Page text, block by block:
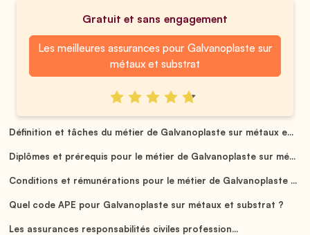
Gratuit et sans engagement
Les meilleures assurances pour Galvanoplaste sur
métaux et substrat
Définition et tâches du métier de Galvanoplaste sur métaux e...
Diplômes et prérequis pour le métier de Galvanoplaste sur mé...
Conditions et rémunérations pour le métier de Galvanoplaste ...
Quel code APE pour Galvanoplaste sur métaux et substrat ?
Les assurances responsabilités civiles profession...